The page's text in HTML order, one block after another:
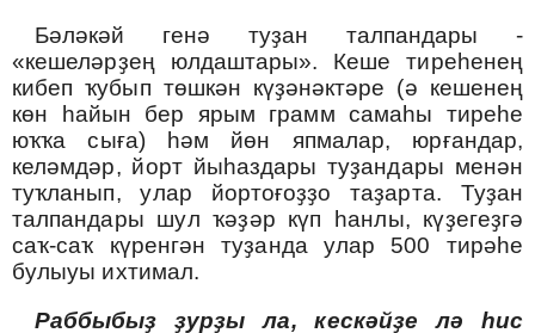
Бәләкәй генә туҙан талпандары -
«кешеләрҙең юлдаштары». Кеше тиреһенең
кибеп ҡубып төшкән күҙәнәктәре (ә кешенең
көн һайын бер ярым грамм самаһы тиреһе
юҡҡа сыға) һәм йөн япмалар, юрғандар,
келәмдәр, йорт йыһаздары туҙандары менән
туҡланып, улар йортоғоҙҙо таҙарта. Туҙан
талпандары шул ҡәҙәр күп һанлы, күҙегеҙгә
саҡ-саҡ күренгән туҙанда улар 500 тирәһе
булыуы ихтимал.
Раббыбыҙ ҙурҙы ла, кескәйҙе лә һис